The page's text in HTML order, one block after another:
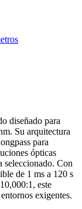
diseñado para
Su arquitectura
para
ópticas
seleccionado. Con
de 1 ms a 120 s
este
exigentes.